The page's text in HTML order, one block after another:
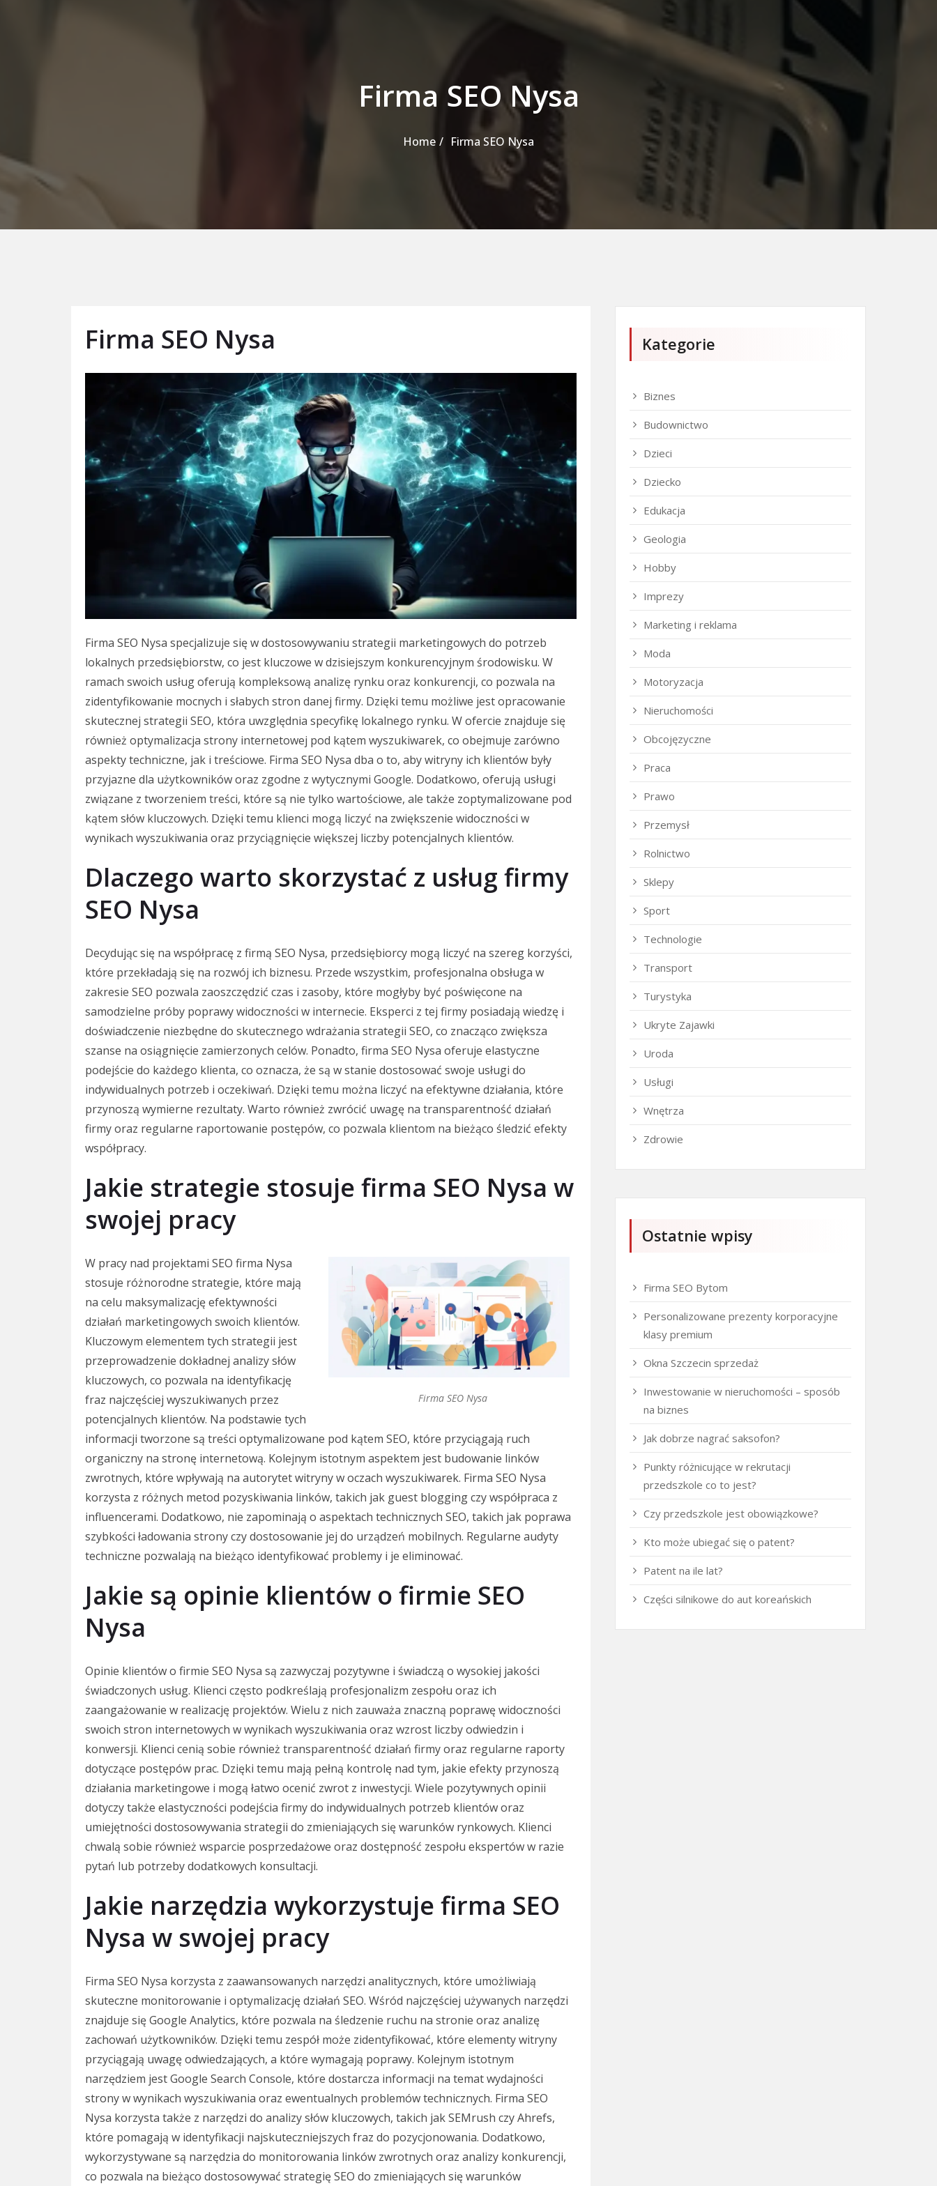
Firma SEO Nysa
Home Firma SEO Nysa
Firma SEO Nysa
Firma SEO Nysa specjalizuje się w dostosowywaniu strategii marketingowych do potrzeb
lokalnych przedsiębiorstw, co jest kluczowe w dzisiejszym konkurencyjnym środowisku. W
ramach swoich usług oferują kompleksową analizę rynku oraz konkurencji, co pozwala na
zidentyfikowanie mocnych i słabych stron danej firmy. Dzięki temu możliwe jest opracowanie
skutecznej strategii SEO, która uwzględnia specyfikę lokalnego rynku. W ofercie znajduje się
również optymalizacja strony internetowej pod kątem wyszukiwarek, co obejmuje zarówno
aspekty techniczne, jak i treściowe. Firma SEO Nysa dba o to, aby witryny ich klientów były
przyjazne dla użytkowników oraz zgodne z wytycznymi Google. Dodatkowo, oferują usługi
związane z tworzeniem treści, które są nie tylko wartościowe, ale także zoptymalizowane pod
kątem słów kluczowych. Dzięki temu klienci mogą liczyć na zwiększenie widoczności w
wynikach wyszukiwania oraz przyciągnięcie większej liczby potencjalnych klientów.
Dlaczego warto skorzystać z usług firmy
SEO Nysa
Decydując się na współpracę z firmą SEO Nysa, przedsiębiorcy mogą liczyć na szereg korzyści,
które przekładają się na rozwój ich biznesu. Przede wszystkim, profesjonalna obsługa w
zakresie SEO pozwala zaoszczędzić czas i zasoby, które mogłyby być poświęcone na
samodzielne próby poprawy widoczności w internecie. Eksperci z tej firmy posiadają wiedzę i
doświadczenie niezbędne do skutecznego wdrażania strategii SEO, co znacząco zwiększa
szanse na osiągnięcie zamierzonych celów. Ponadto, firma SEO Nysa oferuje elastyczne
podejście do każdego klienta, co oznacza, że są w stanie dostosować swoje usługi do
indywidualnych potrzeb i oczekiwań. Dzięki temu można liczyć na efektywne działania, które
przynoszą wymierne rezultaty. Warto również zwrócić uwagę na transparentność działań
firmy oraz regularne raportowanie postępów, co pozwala klientom na bieżąco śledzić efekty
współpracy.
Jakie strategie stosuje firma SEO Nysa w
swojej pracy
Firma SEO Nysa
W pracy nad projektami SEO firma Nysa
stosuje różnorodne strategie, które mają
na celu maksymalizację efektywności
działań marketingowych swoich klientów.
Kluczowym elementem tych strategii jest
przeprowadzenie dokładnej analizy słów
kluczowych, co pozwala na identyfikację
fraz najczęściej wyszukiwanych przez
potencjalnych klientów. Na podstawie tych
informacji tworzone są treści optymalizowane pod kątem SEO, które przyciągają ruch
organiczny na stronę internetową. Kolejnym istotnym aspektem jest budowanie linków
zwrotnych, które wpływają na autorytet witryny w oczach wyszukiwarek. Firma SEO Nysa
korzysta z różnych metod pozyskiwania linków, takich jak guest blogging czy współpraca z
influencerami. Dodatkowo, nie zapominają o aspektach technicznych SEO, takich jak poprawa
szybkości ładowania strony czy dostosowanie jej do urządzeń mobilnych. Regularne audyty
techniczne pozwalają na bieżąco identyfikować problemy i je eliminować.
Jakie są opinie klientów o firmie SEO
Nysa
Opinie klientów o firmie SEO Nysa są zazwyczaj pozytywne i świadczą o wysokiej jakości
świadczonych usług. Klienci często podkreślają profesjonalizm zespołu oraz ich
zaangażowanie w realizację projektów. Wielu z nich zauważa znaczną poprawę widoczności
swoich stron internetowych w wynikach wyszukiwania oraz wzrost liczby odwiedzin i
konwersji. Klienci cenią sobie również transparentność działań firmy oraz regularne raporty
dotyczące postępów prac. Dzięki temu mają pełną kontrolę nad tym, jakie efekty przynoszą
działania marketingowe i mogą łatwo ocenić zwrot z inwestycji. Wiele pozytywnych opinii
dotyczy także elastyczności podejścia firmy do indywidualnych potrzeb klientów oraz
umiejętności dostosowywania strategii do zmieniających się warunków rynkowych. Klienci
chwalą sobie również wsparcie posprzedażowe oraz dostępność zespołu ekspertów w razie
pytań lub potrzeby dodatkowych konsultacji.
Jakie narzędzia wykorzystuje firma SEO
Nysa w swojej pracy
Firma SEO Nysa korzysta z zaawansowanych narzędzi analitycznych, które umożliwiają
skuteczne monitorowanie i optymalizację działań SEO. Wśród najczęściej używanych narzędzi
znajduje się Google Analytics, które pozwala na śledzenie ruchu na stronie oraz analizę
zachowań użytkowników. Dzięki temu zespół może zidentyfikować, które elementy witryny
przyciągają uwagę odwiedzających, a które wymagają poprawy. Kolejnym istotnym
narzędziem jest Google Search Console, które dostarcza informacji na temat wydajności
strony w wynikach wyszukiwania oraz ewentualnych problemów technicznych. Firma SEO
Nysa korzysta także z narzędzi do analizy słów kluczowych, takich jak SEMrush czy Ahrefs,
które pomagają w identyfikacji najskuteczniejszych fraz do pozycjonowania. Dodatkowo,
wykorzystywane są narzędzia do monitorowania linków zwrotnych oraz analizy konkurencji,
co pozwala na bieżąco dostosowywać strategię SEO do zmieniających się warunków
Kategorie
Biznes
Budownictwo
Dzieci
Dziecko
Edukacja
Geologia
Hobby
Imprezy
Marketing i reklama
Moda
Motoryzacja
Nieruchomości
Obcojęzyczne
Praca
Prawo
Przemysł
Rolnictwo
Sklepy
Sport
Technologie
Transport
Turystyka
Ukryte Zajawki
Uroda
Usługi
Wnętrza
Zdrowie
Ostatnie wpisy
Firma SEO Bytom
Personalizowane prezenty korporacyjne
klasy premium
Okna Szczecin sprzedaż
Inwestowanie w nieruchomości – sposób
na biznes
Jak dobrze nagrać saksofon?
Punkty różnicujące w rekrutacji
przedszkole co to jest?
Czy przedszkole jest obowiązkowe?
Kto może ubiegać się o patent?
Patent na ile lat?
Części silnikowe do aut koreańskich